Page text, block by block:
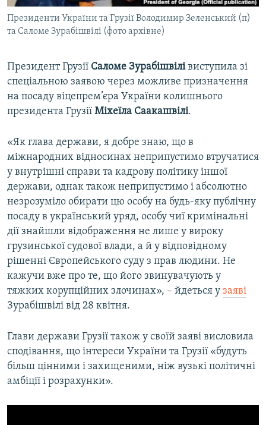
ІНФОГРАФІКА
ДОЛУЧАЙСЯ!
Усі сайти RFE/RL
Президенти України та Грузії Володимир Зеленський (п)
та Саломе Зурабішвілі (фото архівне)
Президент Грузії Саломе Зурабішвілівиступила зі
спеціальною заявою через можливе призначення
на посаду віцепрем’єра України колишнього
президента Грузії Міхеїла Саакашвілі.
«Як глава держави, я добре знаю, що в
міжнародних відносинах неприпустимо втручатися
у внутрішні справи та кадрову політику іншої
держави, однак також неприпустимо і абсолютно
незрозуміло обирати цю особу на будь-яку публічну
посаду в український уряд, особу чиї кримінальні
дії знайшли відображення не лише у вироку
грузинської судової влади, а й у відповідному
рішенні Європейського суду з прав людини. Не
кажучи вже про те, що його звинувачують у
тяжких корупційних злочинах», – йдеться у заяві
Зурабішвілі від 28 квітня.
Глави держави Грузії також у своїй заяві висловила
сподівання, що інтереси України та Грузії «будуть
більш цінними і захищеними, ніж вузькі політичні
амбіції і розрахунки».